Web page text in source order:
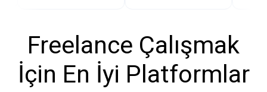
Freelance Çalışmak
İçin En İyi Platformlar